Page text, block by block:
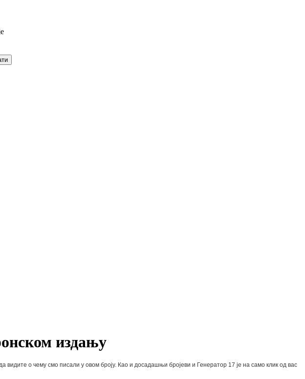
издању
о чему смо писали у овом броју. Као и досадашњи бројеви и Генератор 17 је на само клик од вас